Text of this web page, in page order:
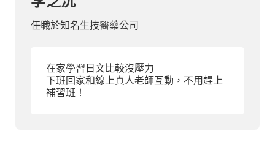
任職於知名生技醫藥公司
在家學習日文比較沒壓力
下班回家和線上真人老師互動，不用趕上
補習班！